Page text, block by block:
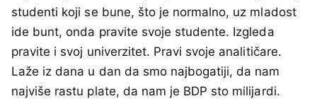
studenti koji se bune, što je normalno, uz mladost
ide bunt, onda pravite svoje studente. Izgleda
pravite i svoj univerzitet. Pravi svoje analitičare.
Laže iz dana u dan da smo najbogatiji, da nam
najviše rastu plate, da nam je BDP sto milijardi.